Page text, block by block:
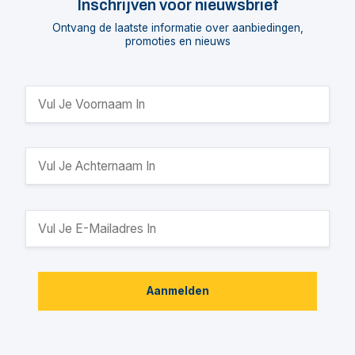
Inschrijven voor nieuwsbrief
Ontvang de laatste informatie over aanbiedingen,
promoties en nieuws
Aanmelden